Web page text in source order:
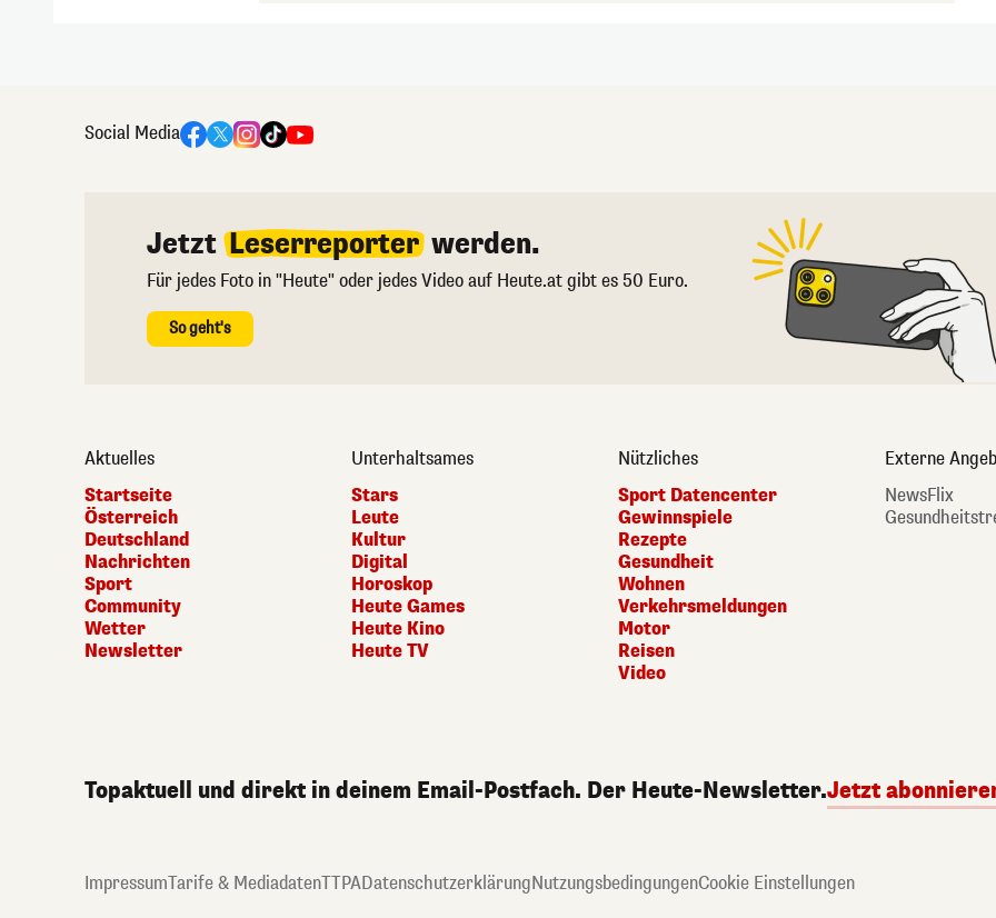
Social Media
Jetzt Leserreporter werden.
Für jedes Foto in "Heute" oder jedes Video auf Heute.at gibt es 50 Euro.
So geht's
Aktuelles
Startseite
Österreich
Deutschland
Nachrichten
Sport
Community
Wetter
Newsletter
Unterhaltsames
Stars
Leute
Kultur
Digital
Horoskop
Heute Games
Heute Kino
Heute TV
Nützliches
Sport Datencenter
Gewinnspiele
Rezepte
Gesundheit
Wohnen
Verkehrsmeldungen
Motor
Reisen
Video
Externe
NewsFlix
Topaktuell und direkt in deinem Email-Postfach. Der Heute-Newsletter.Jetzt
ImpressumTarife & MediadatenTTPADatenschutzerklärungNutzungsbedingungenCookie Einstellungen